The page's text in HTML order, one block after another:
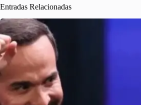
Entradas Relacionadas